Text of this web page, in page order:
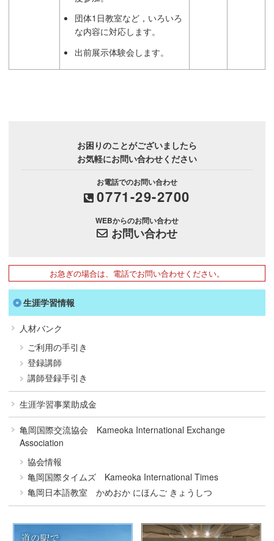
団体1日教室など，いろいろ
な内容に対応します。
出前展示体験会します。
お困りのことがございましたら
お気軽にお問い合わせください
お電話でのお問い合わせ
0771-29-2700
WEBからのお問い合わせ
お問い合わせ
お急ぎの場合は、電話でお問い合わせください。
生涯学習情報
人材バンク
ご利用の手引き
登録講師
講師登録手引き
生涯学習事業助成金
亀岡国際交流協会 Kameoka International Exchange
Association
協会情報
亀岡国際タイムズ Kameoka International Times
亀岡日本語教室 かめおか にほんご きょうしつ